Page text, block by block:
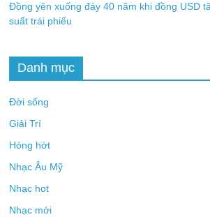
Đồng yên xuống đáy 40 năm khi đồng USD
suất trái phiếu
Danh mục
Đời sống
Giải Trí
Hóng hớt
Nhạc Âu Mỹ
Nhạc hot
Nhạc mới